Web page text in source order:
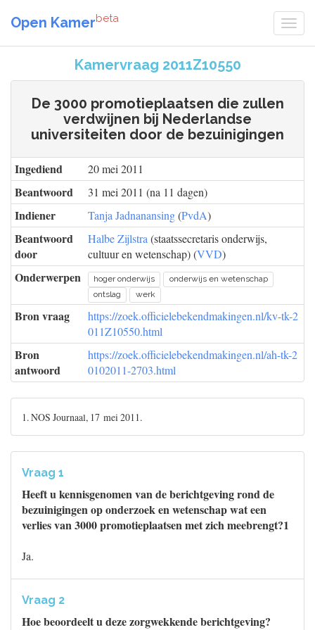
Open Kamerbeta
Kamervraag 2011Z10550
De 3000 promotieplaatsen die zullen
verdwijnen bij Nederlandse
universiteiten door de bezuinigingen
Ingediend 20 mei 2011
Beantwoord 31 mei 2011 (na 11 dagen)
Indiener Tanja Jadnanansing(PvdA)
Beantwoord
door
Halbe Zijlstra (staatssecretaris onderwijs,
cultuur en wetenschap) (VVD)
Onderwerpen hoger onderwijs
onderwijs en wetenschap
ontslag
werk
Bron vraag
https://zoek.officielebekendmakingen.nl/kv-tk-2
011Z10550.html
Bron
antwoord
https://zoek.officielebekendmakingen.nl/ah-tk-2
0102011-2703.html
1. NOS Journaal, 17 mei 2011.
Vraag 1
Heeft u kennisgenomen van de berichtgeving rond de
bezuinigingen op onderzoek en wetenschap wat een
verlies van 3000 promotieplaatsen met zich meebrengt?1
Ja.
Vraag 2
Hoe beoordeelt u deze zorgwekkende berichtgeving?